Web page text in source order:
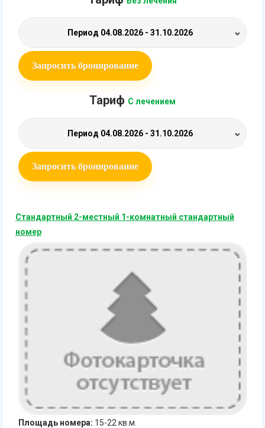
Период 04.08.2026 - 31.10.2026
Запросить бронирование
Тариф С лечением
Период 04.08.2026 - 31.10.2026
Запросить бронирование
Стандартный 2-местный 1-комнатный стандартный
номер
Площадь номера: 15-22 кв.м.